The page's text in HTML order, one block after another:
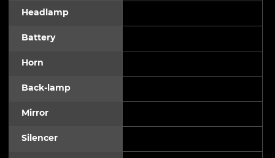
Headlamp
Battery
Horn
Back-lamp
Mirror
Silencer